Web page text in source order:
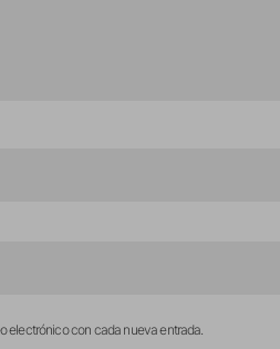
electrónico con cada nueva entrada.